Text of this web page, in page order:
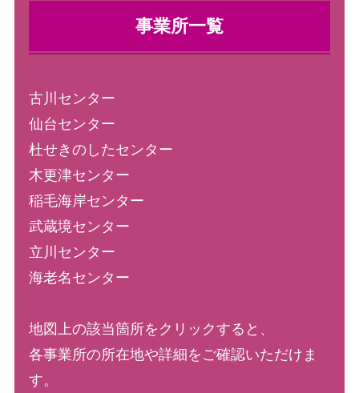
事業所一覧
古川センター
仙台センター
杜せきのしたセンター
木更津センター
稲毛海岸センター
武蔵境センター
立川センター
海老名センター
地図上の該当箇所をクリックすると、
各事業所の所在地や詳細をご確認いただけま
す。